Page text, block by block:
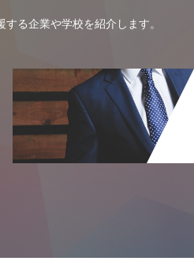
る企業や学校を紹介します。